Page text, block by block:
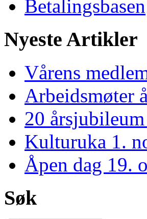
Betalingsbasen
Nyeste Artikler
Vårens
Arbeidsmøter
20
Kulturuka 1.
Åpen dag 19.
Søk